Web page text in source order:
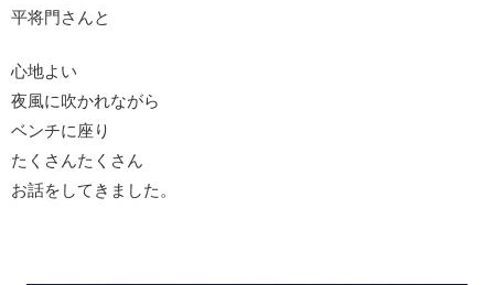
平将門さんと
心地よい
夜風に吹かれながら
ベンチに座り
たくさんたくさん
お話をしてきました。